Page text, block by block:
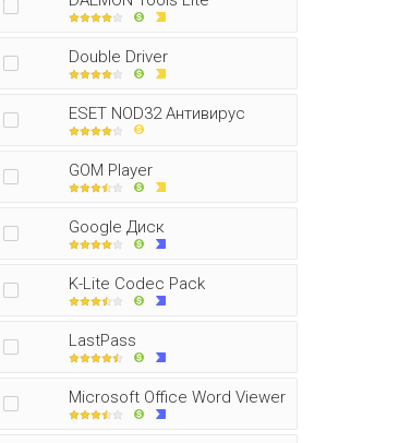
Double Driver
ESET NOD32 Антивирус
GOM Player
Google Диск
K-Lite Codec Pack
LastPass
Microsoft Office Word Viewer